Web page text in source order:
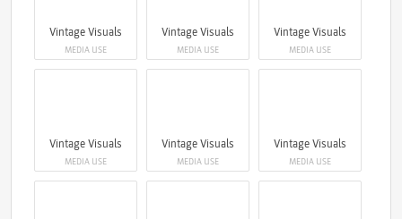
Vintage Visuals
MEDIA USE
Vintage Visuals
MEDIA USE
Vintage Visuals
MEDIA USE
Vintage Visuals
MEDIA USE
Vintage Visuals
MEDIA USE
Vintage Visuals
MEDIA USE